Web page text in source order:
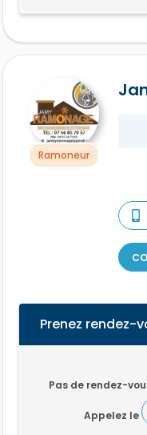
Ramoneur
Prenez rendez-
Pas de rendez-
Appelez le